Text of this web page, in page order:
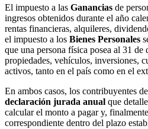
El impuesto a las Ganancias de
ingresos obtenidos durante el año
rentas financieras, alquileres,
el impuesto a los Bienes Personales
que una persona física posea al 31
propiedades, vehículos, inversiones,
activos, tanto en el país como en el
En ambos casos, los contribuyentes
declaración jurada anual que
calcular el monto a pagar y,
correspondiente dentro del plazo